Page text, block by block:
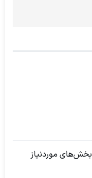
بخش‌های موردنیاز